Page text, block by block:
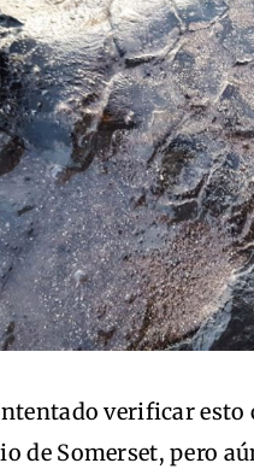
verificar
de Somerset, pero